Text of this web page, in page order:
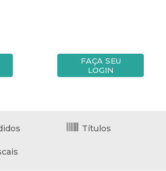
FAÇA SEU
LOGIN
Títulos